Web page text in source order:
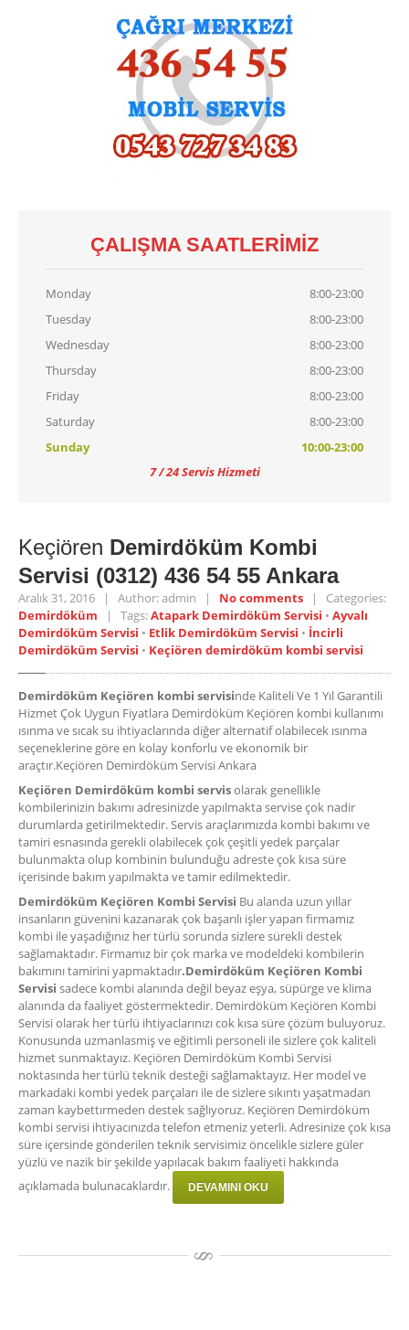
Kart Tamiri
İLETIŞIM
ÇALIŞMA SAATLERIMIZ
Monday
8:00-23:00
Tuesday
8:00-23:00
Wednesday
8:00-23:00
Thursday
8:00-23:00
Friday
8:00-23:00
Saturday
8:00-23:00
Sunday
10:00-23:00
7 / 24 Servis Hizmeti
Keçiören Demirdöküm Kombi
Servisi (0312) 436 54 55 Ankara
Aralık 31, 2016 | Author: admin | No comments | Categories:
Demirdöküm | Tags:Atapark Demirdöküm Servisi • Ayvalı
Demirdöküm Servisi • Etlik Demirdöküm Servisi • İncirli
Demirdöküm Servisi • Keçiören demirdöküm kombi servisi
Demirdöküm Keçiören kombi servisinde Kaliteli Ve 1 Yıl Garantili
Hizmet Çok Uygun Fiyatlara Demirdöküm Keçiören kombi kullanımı
ısınma ve sıcak su ihtiyaclarında diğer alternatif olabilecek ısınma
seçeneklerine göre en kolay konforlu ve ekonomik bir
araçtır.Keçiören Demirdöküm Servisi Ankara
Keçiören Demirdöküm kombi servisolarak genellikle
kombilerinizin bakımı adresinizde yapılmakta servise çok nadir
durumlarda getirilmektedir. Servis araçlarımızda kombi bakımı ve
tamiri esnasında gerekli olabilecek çok çeşitli yedek parçalar
bulunmakta olup kombinin bulunduğu adreste çok kısa süre
içerisinde bakım yapılmakta ve tamir edilmektedir.
Demirdöküm Keçiören Kombi Servisi Bu alanda uzun yıllar
insanların güvenini kazanarak çok başarılı işler yapan firmamız
kombi ile yaşadığınız her türlü sorunda sizlere sürekli destek
sağlamaktadır. Firmamız bir çok marka ve modeldeki kombilerin
bakımını tamirini yapmaktadır.Demirdöküm Keçiören Kombi
Servisi sadece kombi alanında değil beyaz eşya, süpürge ve klima
alanında da faaliyet göstermektedir. Demirdöküm Keçiören Kombi
Servisi olarak her türlü ihtiyaclarınızı cok kısa süre çözüm buluyoruz.
Konusunda uzmanlasmiş ve eğitimli personeli ile sizlere çok kaliteli
hizmet sunmaktayız. Keçiören Demirdöküm Kombi Servisi
noktasında her türlü teknik desteği sağlamaktayız. Her model ve
markadaki kombi yedek parçaları ile de sizlere sıkıntı yaşatmadan
zaman kaybettırmeden destek sağlıyoruz. Keçiören Demirdöküm
kombi servisi ihtiyacınızda telefon etmeniz yeterli. Adresinize çok kısa
süre içersinde gönderilen teknik servisimiz öncelikle sizlere güler
yüzlü ve nazik bir şekilde yapılacak bakım faaliyeti hakkında
açıklamada bulunacaklardır.
DEVAMINI OKU